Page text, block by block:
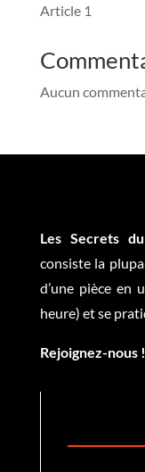
Article 1
Aucun
Les Secrets
consiste la
d’une pièce en
heure) et se
Rejoignez-nous !